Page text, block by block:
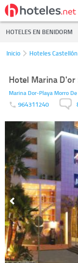
HOTELES EN BENIDORM
Inicio Hoteles Castellón
Hotel Marina D'or
Marina Dor-Playa Morro De
964311240